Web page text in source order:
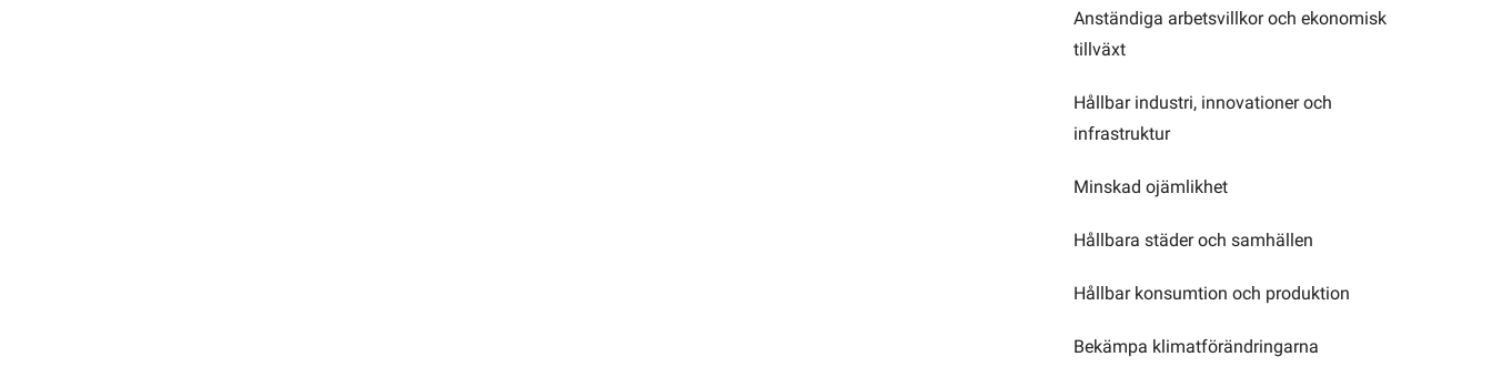
Anständiga arbetsvillkor och ekonomisk
tillväxt
Hållbar industri, innovationer och
infrastruktur
Minskad ojämlikhet
Hållbara städer och samhällen
Hållbar konsumtion och produktion
Bekämpa klimatförändringarna